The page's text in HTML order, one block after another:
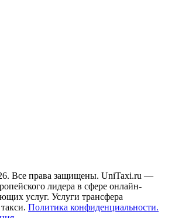
Все права защищены. UniTaxi.ru —
лидера в сфере онлайн-
услуг. Услуги трансфера
Политика конфиденциальности.